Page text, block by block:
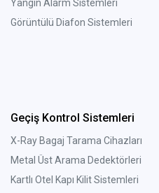
Yangın Alarm Sistemleri
Görüntülü Diafon Sistemleri
Geçiş Kontrol Sistemleri
X-Ray Bagaj Tarama Cihazları
Metal Üst Arama Dedektörleri
Kartlı Otel Kapı Kilit Sistemleri